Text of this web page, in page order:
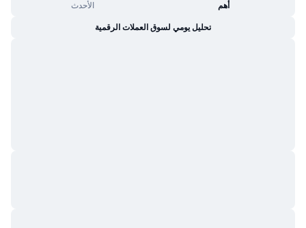
أهم الأحدث
تحليل يومي لسوق العملات الرقمية